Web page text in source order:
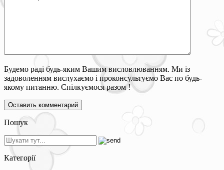
Будемо раді будь-яким Вашим висловлюванням. Ми із
задоволенням вислухаємо і проконсультуємо Вас по будь-
якому питанню. Спілкуємося разом !
Пошук
Категорії